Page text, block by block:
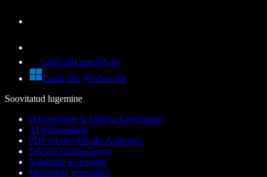
Laadi alla macOS-ile
Laadi alla Windowsile
Soovitatud lugemine
Dikteerimine ja häälega kirjutamine
AI häälassistent
PDF tekstist kõneks Androidis
Tekstist kõneks lugeja
Naishääle generaator
Meeshääle generaator